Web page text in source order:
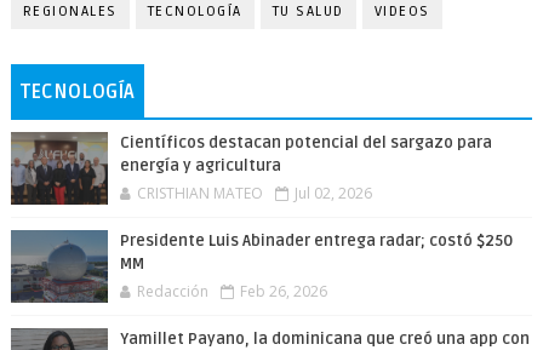
REGIONALES TECNOLOGÍA TU SALUD VIDEOS
TECNOLOGÍA
Científicos destacan potencial del sargazo para
energía y agricultura
CRISTHIAN MATEO Jul 02, 2026
Presidente Luis Abinader entrega radar; costó $250
MM
Redacción Feb 26, 2026
Yamillet Payano, la dominicana que creó una app con